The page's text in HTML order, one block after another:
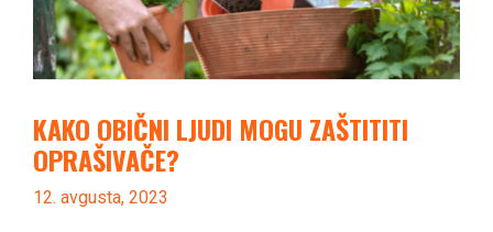
KAKO OBIČNI LJUDI MOGU ZAŠTITITI
OPRAŠIVAČE?
12. avgusta, 2023